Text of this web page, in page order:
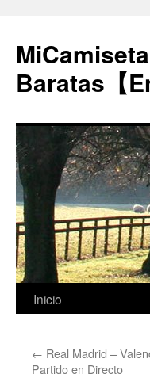
Baratas【
Saltar
contenido
Inicio
← Real Madrid –
Partido en Directo